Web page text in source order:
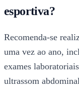
esportiva?
Recomenda-se
uma vez ao ano,
exames
ultrassom